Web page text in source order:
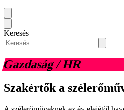
Keresés
Gazdaság / HR
Szakértők a